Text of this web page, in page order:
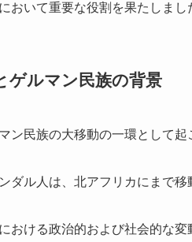
おいて重要な役割を果たしまし
ゲルマン民族の背景
ン民族の大移動の一環として起
ダル人は、北アフリカにまで移
おける政治的および社会的な変